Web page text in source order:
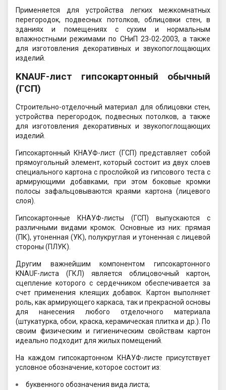
Применяется для устройства легких межкомнатных
перегородок, подвесных потолков, облицовки стен, в
зданиях и помещениях с сухим и нормальным
влажностными режимами по СНиП 23-02-2003, а также
для изготовления декоративных и звукопоглощающих
изделий.
KNAUF-лист гипсокартонный обычный
(ГСП)
Строительно-отделочный материал для облицовки стен,
устройства перегородок, подвесных потолков, а также
для изготовления декоративных и звукопоглощающих
изделий.
Гипсокартонный КНАУФ-лист (ГСП) представляет собой
прямоугольный элемент, который состоит из двух слоев
специального картона с прослойкой из гипсового теста с
армирующими добавками, при этом боковые кромки
полосы зафальцовываются краями картона (лицевого
слоя).
Гипсокартонные КНАУФ-листы (ГСП) выпускаются с
различными видами кромок. Основные из них: прямая
(ПК), утоненная (УК), полукруглая и утоненная с лицевой
стороны (ПЛУК).
Другим важнейшим компонентом гипсокартонного
KNAUF-листа (ГКЛ) является облицовочный картон,
сцепление которого с сердечником обеспечивается за
счет применения клеящих добавок. Картон выполняет
роль, как армирующего каркаса, так и прекрасной основы
для нанесения любого отделочного материала
(штукатурка, обои, краска, керамическая плитка и др.). По
своим физическим и гигиеническим свойствам картон
идеально подходит для жилых помещений.
На каждом гипсокартонном КНАУФ-листе присутствует
условное обозначение, которое состоит из:
буквенного обозначения вида листа;